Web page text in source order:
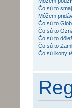
Čo sú to
Môžem
Čo sú to
Čo sú to
Čo sú to
Čo sú to
Čo sú ikony